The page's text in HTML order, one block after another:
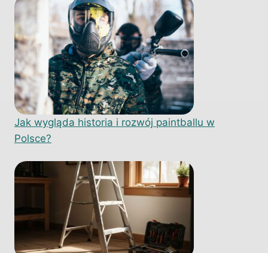
Jak wygląda historia i rozwój paintballu w
Polsce?